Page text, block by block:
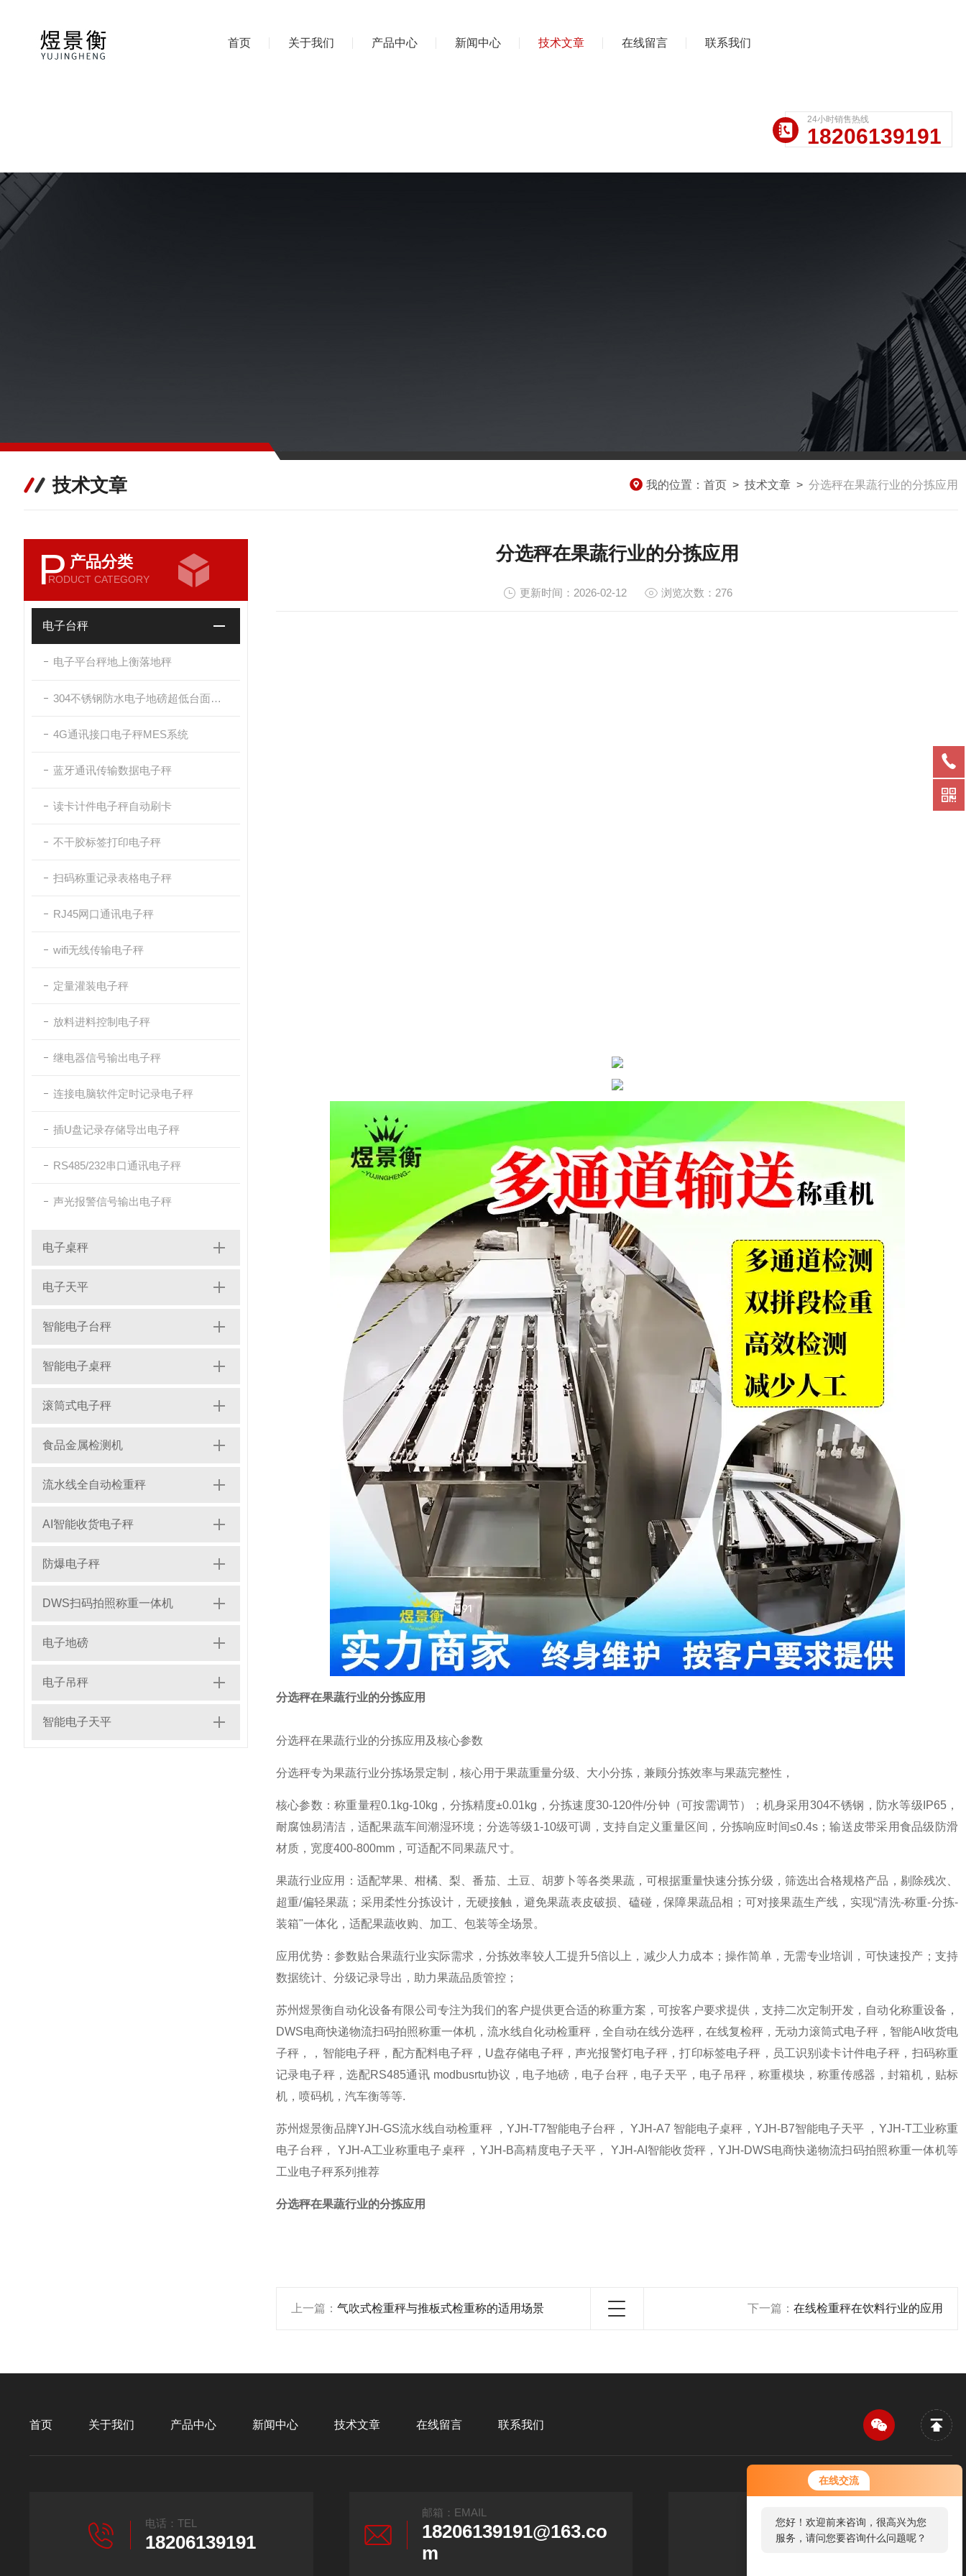
在线交流
您好！欢迎前来咨询，很高兴为您
服务，请问您要咨询什么问题呢？
您好，看您停留很久了，是否找到
了需求产品，您可以直接在线与我
首页 关于我们 产品中心 新闻中心 技术文章 在线留言 联系我们
24小时销售热线
18206139191
技术文章 我的位置： 首页 > 技术文章 > 分选秤在果蔬行业的分拣应用
P 产品分类
RODUCT CATEGORY
电子台秤
电子平台秤地上衡落地秤
304不锈钢防水电子地磅超低台面带斜坡
4G通讯接口电子秤MES系统
蓝牙通讯传输数据电子秤
读卡计件电子秤自动刷卡
不干胶标签打印电子秤
扫码称重记录表格电子秤
RJ45网口通讯电子秤
wifi无线传输电子秤
定量灌装电子秤
放料进料控制电子秤
继电器信号输出电子秤
连接电脑软件定时记录电子秤
插U盘记录存储导出电子秤
RS485/232串口通讯电子秤
声光报警信号输出电子秤
电子桌秤
电子天平
智能电子台秤
智能电子桌秤
滚筒式电子秤
食品金属检测机
流水线全自动检重秤
AI智能收货电子秤
防爆电子秤
DWS扫码拍照称重一体机
电子地磅
电子吊秤
智能电子天平
分选秤在果蔬行业的分拣应用
更新时间：2026-02-12 浏览次数：276
分选秤在果蔬行业的分拣应用
分选秤在果蔬行业的分拣应用及核心参数
分选秤专为果蔬行业分拣场景定制，核心用于果蔬重量分级、大小分拣，兼顾分拣效率与果蔬完整性，
核心参数：称重量程0.1kg-10kg，分拣精度±0.01kg，分拣速度30-120件/分钟（可按需调节）；机身采用304不锈钢，防水等级IP65，
耐腐蚀易清洁，适配果蔬车间潮湿环境；分选等级1-10级可调，支持自定义重量区间，分拣响应时间≤0.4s；输送皮带采用食品级防滑
材质，宽度400-800mm，可适配不同果蔬尺寸。
果蔬行业应用：适配苹果、柑橘、梨、番茄、土豆、胡萝卜等各类果蔬，可根据重量快速分拣分级，筛选出合格规格产品，剔除残次、
超重/偏轻果蔬；采用柔性分拣设计，无硬接触，避免果蔬表皮破损、磕碰，保障果蔬品相；可对接果蔬生产线，实现“清洗-称重-分拣-
装箱"一体化，适配果蔬收购、加工、包装等全场景。
应用优势：参数贴合果蔬行业实际需求，分拣效率较人工提升5倍以上，减少人力成本；操作简单，无需专业培训，可快速投产；支持
数据统计、分级记录导出，助力果蔬品质管控；
苏州煜景衡自动化设备有限公司专注为我们的客户提供更合适的称重方案，可按客户要求提供，支持二次定制开发，自动化称重设备，
DWS电商快递物流扫码拍照称重一体机，流水线自化动检重秤，全自动在线分选秤，在线复检秤，无动力滚筒式电子秤，智能AI收货电
子秤，，智能电子秤，配方配料电子秤，U盘存储电子秤，声光报警灯电子秤，打印标签电子秤，员工识别读卡计件电子秤，扫码称重
记录电子秤，选配RS485通讯 modbusrtu协议，电子地磅，电子台秤，电子天平，电子吊秤，称重模块，称重传感器，封箱机，贴标
机，喷码机，汽车衡等等.
苏州煜景衡品牌YJH-GS流水线自动检重秤 ，YJH-T7智能电子台秤， YJH-A7 智能电子桌秤，YJH-B7智能电子天平 ，YJH-T工业称重
电子台秤， YJH-A工业称重电子桌秤 ，YJH-B高精度电子天平， YJH-AI智能收货秤，YJH-DWS电商快递物流扫码拍照称重一体机等
工业电子秤系列推荐
分选秤在果蔬行业的分拣应用
上一篇： 气吹式检重秤与推板式检重称的适用场景 下一篇： 在线检重秤在饮料行业的应用
首页 关于我们 产品中心 新闻中心 技术文章 在线留言 联系我们
电话：TEL
18206139191
邮箱：EMAIL
18206139191@163.co
m
传真：FAX